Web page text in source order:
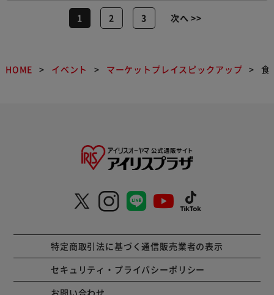
1 2 3 次へ >>
HOME イベント マーケットプレイスピックアップ 食
特定商取引法に基づく通信販売業者の表示
セキュリティ・プライバシーポリシー
お問い合わせ